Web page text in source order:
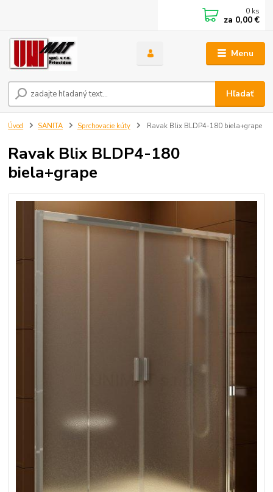
Menu
Hľadať
0 ks
za 0,00 €
Úvod SANITA Sprchovacie kúty Ravak Blix BLDP4-180 biela+grape
Ravak Blix BLDP4-180
biela+grape